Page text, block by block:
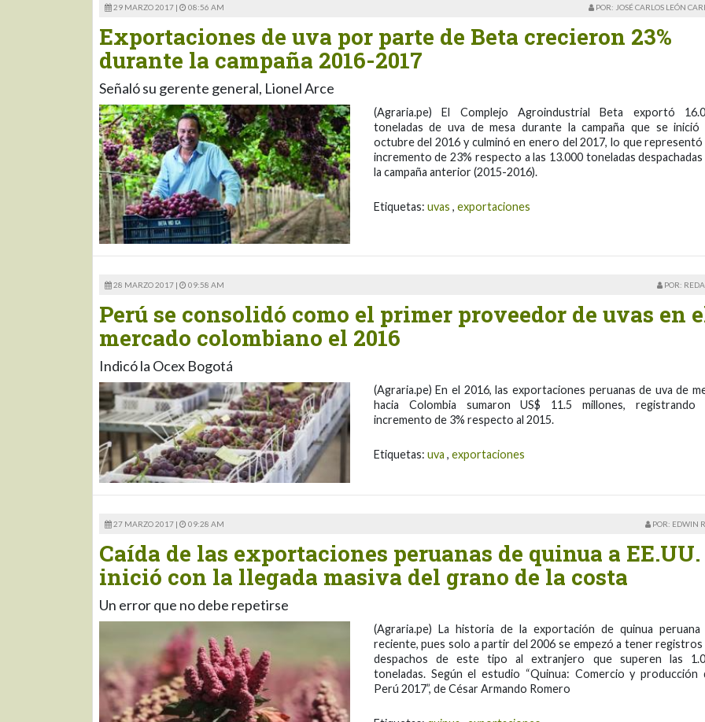
29 MARZO 2017 | 08:56 AM POR: JOSÉ CARLOS LEÓN
Exportaciones de uva por parte de Beta crecieron 23%
durante la campaña 2016-2017
Señaló su gerente general, Lionel Arce
(Agraria.pe) El Complejo Agroindustrial Beta exportó
toneladas de uva de mesa durante la campaña que se inició
octubre del 2016 y culminó en enero del 2017, lo que representó
incremento de 23% respecto a las 13.000 toneladas despachadas
la campaña anterior (2015-2016).
Etiquetas: uvas , exportaciones
28 MARZO 2017 | 09:58 AM POR:
Perú se consolidó como el primer proveedor de uvas en
mercado colombiano el 2016
Indicó la Ocex Bogotá
(Agraria.pe) En el 2016, las exportaciones peruanas de uva de
hacia Colombia sumaron US$ 11.5 millones, registrando
incremento de 3% respecto al 2015.
Etiquetas: uva , exportaciones
27 MARZO 2017 | 09:28 AM POR: EDWIN
Caída de las exportaciones peruanas de quinua a EE.UU.
inició con la llegada masiva del grano de la costa
Un error que no debe repetirse
(Agraria.pe) La historia de la exportación de quinua peruana
reciente, pues solo a partir del 2006 se empezó a tener registros
despachos de este tipo al extranjero que superen las
toneladas. Según el estudio “Quinua: Comercio y producción
Perú 2017”, de César Armando Romero